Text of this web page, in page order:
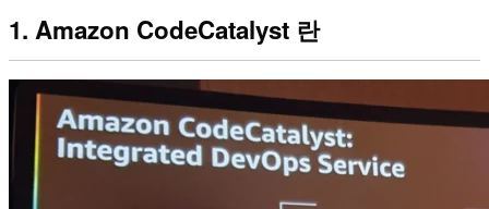
1. Amazon CodeCatalyst 란